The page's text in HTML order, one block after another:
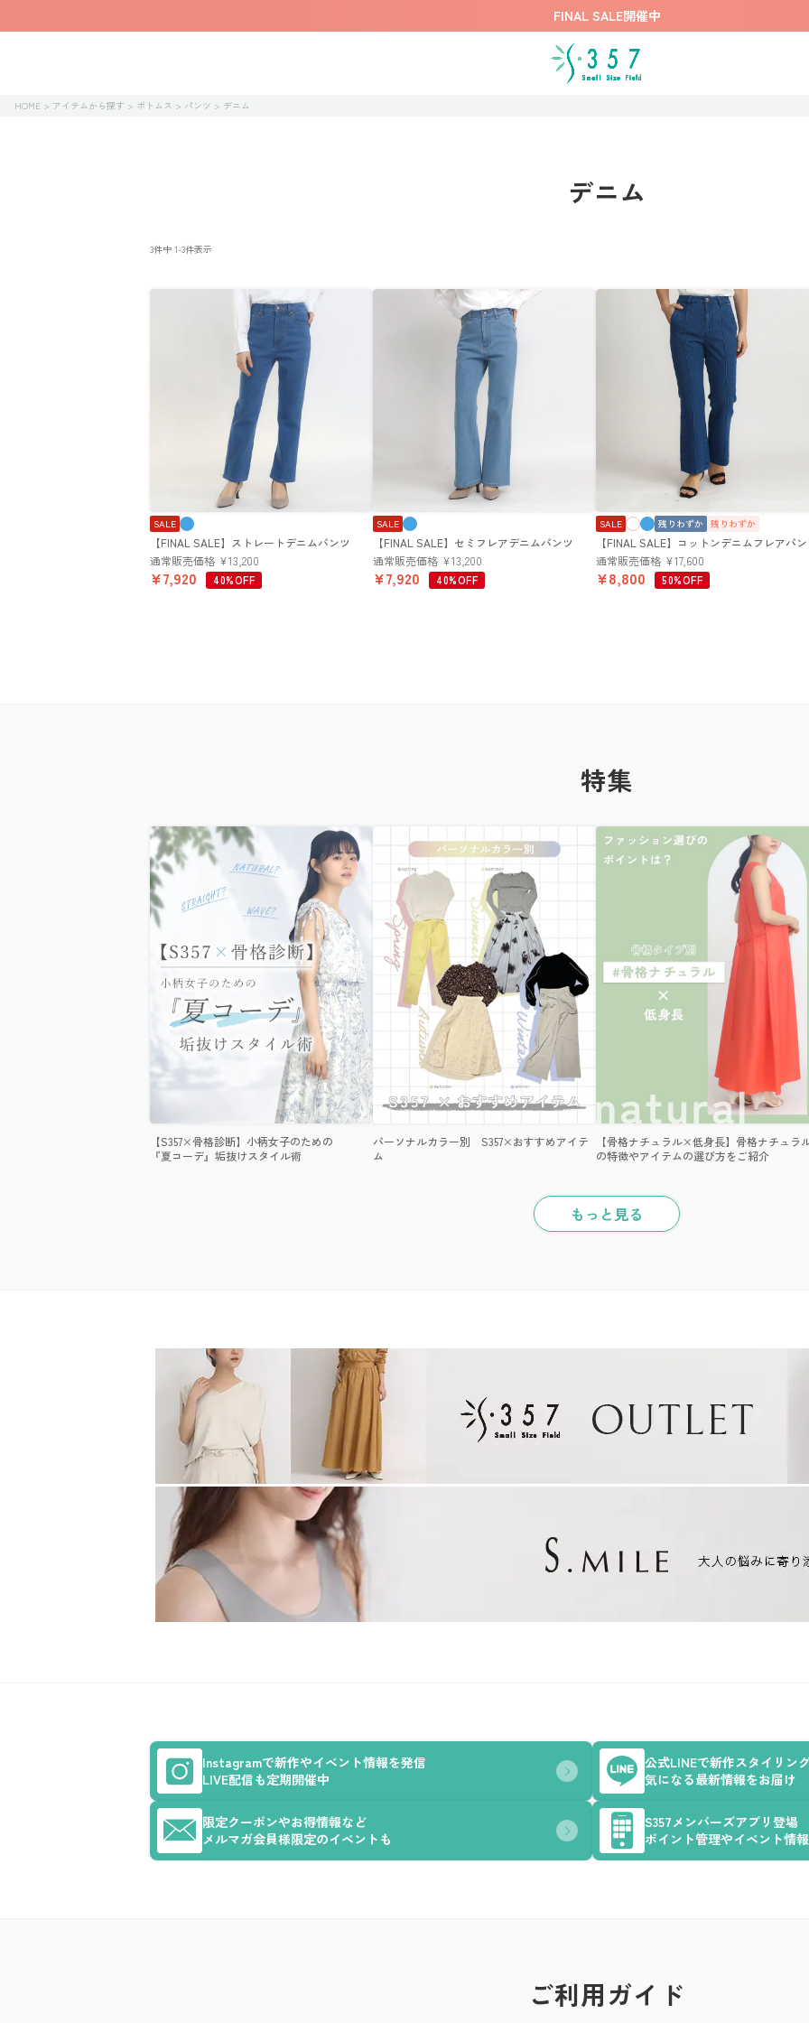
FINAL SALE開催中
HOME アイテムから探す ボトムス パンツ デニム
デニム
3件中 1-3件表示
【FINAL SALE】ストレートデニムパンツ
SALE
通常販売価格 ¥13,200
¥7,920 40%OFF
【FINAL SALE】セミフレアデニムパンツ
SALE
通常販売価格 ¥13,200
¥7,920 40%OFF
【FINAL SALE】コットンデニムフレアパ
SALE 残りわずか 残りわずか
通常販売価格 ¥17,600
¥8,800 50%OFF
特集
【S357×骨格診断】小柄女子のための
『夏コーデ』垢抜けスタイル術
パーソナルカラー別 S357×おすすめアイテ
ム
【骨格ナチュラル×低身長】骨格ナチュラ
の特徴やアイテムの選び方をご紹介
もっと見る
Instagramで新作やイベント情報を発信
LIVE配信も定期開催中
公式LINEで新作スタイリン
気になる最新情報をお届け
限定クーポンやお得情報など
メルマガ会員様限定のイベントも
S357メンバーズアプリ登場
ポイント管理やイベント情
ご利用ガイド